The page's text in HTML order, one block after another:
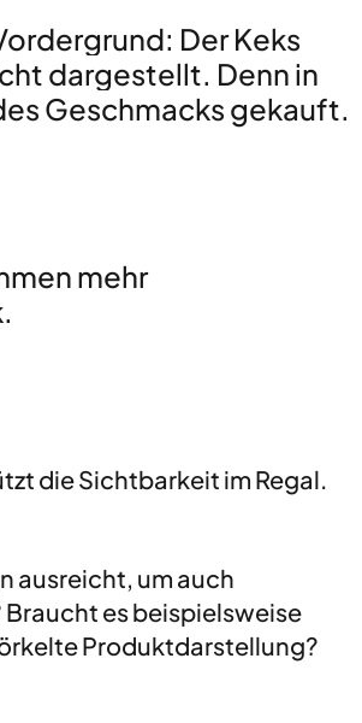
Der Keks
dargestellt. Denn in
Geschmacks gekauft.
mehr
die Sichtbarkeit im Regal.
ausreicht, um auch
es beispielsweise
Produktdarstellung?